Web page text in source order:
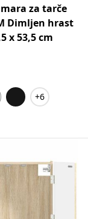
za tarče
Dimljen hrast
x 53,5 cm
+6